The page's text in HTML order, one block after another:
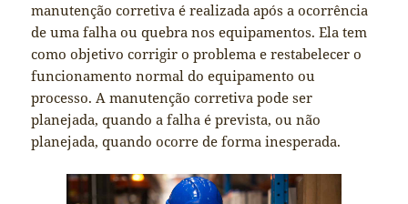
manutenção corretiva é realizada após a ocorrência
de uma falha ou quebra nos equipamentos. Ela tem
como objetivo corrigir o problema e restabelecer o
funcionamento normal do equipamento ou
processo. A manutenção corretiva pode ser
planejada, quando a falha é prevista, ou não
planejada, quando ocorre de forma inesperada.